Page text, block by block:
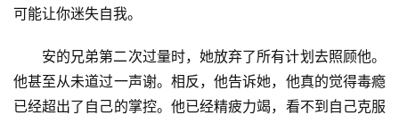
可能让你迷失自我。
安的兄弟第二次过量时，她放弃了所有计划去照顾他。
他甚至从未道过一声谢。相反，他告诉她，他真的觉得毒瘾
已经超出了自己的掌控。他已经精疲力竭，看不到自己克服